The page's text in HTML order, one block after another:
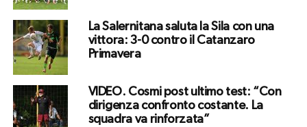
La Salernitana saluta la Sila con una
vittora: 3-0 contro il Catanzaro
Primavera
VIDEO. Cosmi post ultimo test: “Con
dirigenza confronto costante. La
squadra va rinforzata”